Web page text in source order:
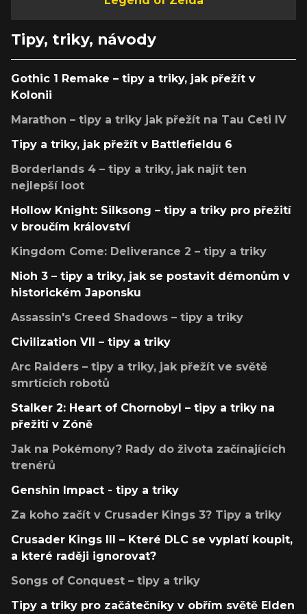
Tipy, triky, návody
Gothic 1 Remake – tipy a triky, jak přežít v
Kolonii
Marathon – tipy a triky jak přežít na Tau Ceti IV
Tipy a triky, jak přežít v Battlefieldu 6
Borderlands 4 – tipy a triky, jak najít ten
nejlepší loot
Hollow Knight: Silksong – tipy a triky pro přežití
v broučím království
Kingdom Come: Deliverance 2 – tipy a triky
Nioh 3 – tipy a triky, jak se postavit démonům v
historickém Japonsku
Assassin's Creed Shadows – tipy a triky
Civilization VII – tipy a triky
Arc Raiders – tipy a triky, jak přežít ve světě
smrtících robotů
Stalker 2: Heart of Chornobyl – tipy a triky na
přežití v Zóně
Jak na Pokémony? Rady do života začínajících
trenérů
Genshin Impact - tipy a triky
Za koho začít v Crusader Kings 3? Tipy a triky
Crusader Kings III – Které DLC se vyplatí koupit,
a které raději ignorovat?
Songs of Conquest – tipy a triky
Tipy a triky pro začátečníky v obřím světě Elden